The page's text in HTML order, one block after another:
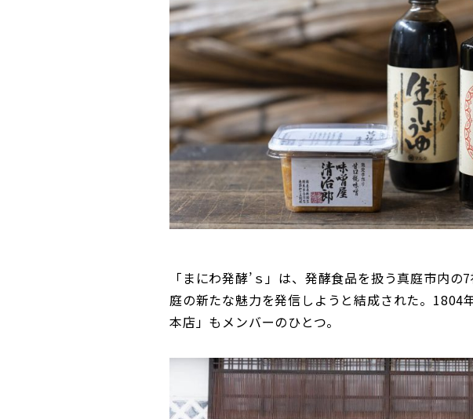
「まにわ発酵’ｓ」は、発酵食品を扱う真庭市内
庭の新たな魅力を発信しようと結成された。1804
本店」もメンバーのひとつ。